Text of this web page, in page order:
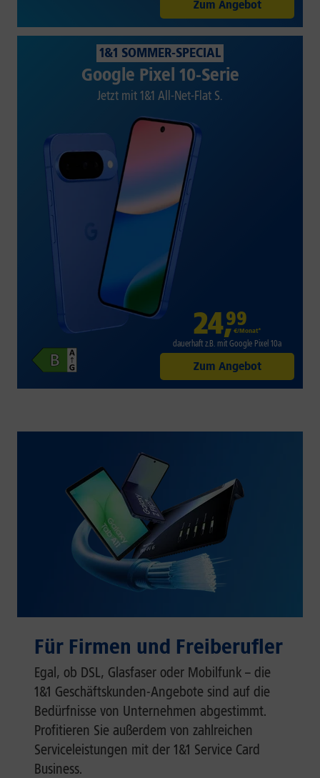
Zum Angebot
1&1 SOMMER-SPECIAL
Google Pixel 10-Serie
Jetzt mit 1&1 All-Net-Flat S.
24,99
€/Monat*
dauerhaft z.B. mit Google Pixel 10a
Zum Angebot
Für Firmen und Freiberufler
Egal, ob DSL, Glasfaser oder Mobilfunk – die
1&1 Geschäftskunden-Angebote sind auf die
Bedürfnisse von Unternehmen abgestimmt.
Profitieren Sie außerdem von zahlreichen
Serviceleistungen mit der 1&1 Service Card
Business.